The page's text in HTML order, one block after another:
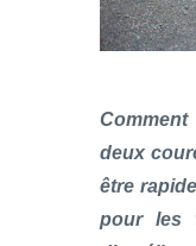
deux
être
pour les